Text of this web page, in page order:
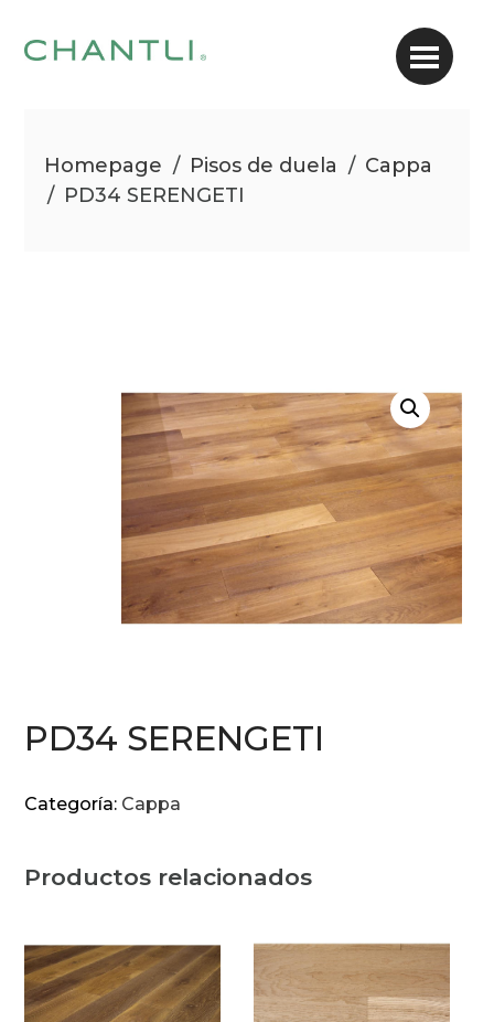
Homepage / Pisos de duela / Cappa
/ PD34 SERENGETI
PD34 SERENGETI
Categoría: Cappa
Productos relacionados